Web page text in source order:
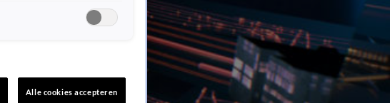
Alle cookies accepteren